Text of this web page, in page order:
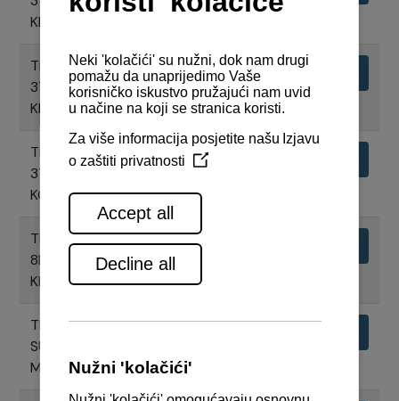
KROZ Z-NOGU
TEHNIČKI NACRTI MOTORA 8LV-
370 SA Z-NOGOM ZT370, ISPUH
KROZ Z-NOGU UZ CW BYPASS
Preuzimanje
TEHNIČKI NACRTI MOTORA 8LV-
370Z ZT370 SA JC10
KONTROLNIM SUSTAVOM
TEHNIČKI NACRTI MOTORA
8LV370 S V-DRIVE REDUKTOROM
KMH52V
TEHNIČKI NACRTI KONTRLNOG
SUSTAVA - KOMANDNA RUČICA ,1
MOTOR, Z-NOGA